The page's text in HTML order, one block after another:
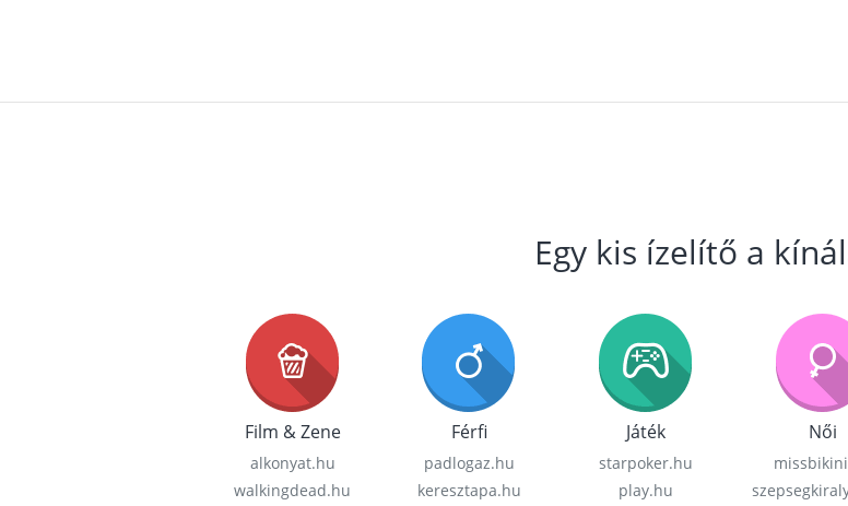
Egy kis ízelítő a
Film & Zene
alkonyat.hu
walkingdead.hu
Férfi
padlogaz.hu
keresztapa.hu
Játék
starpoker.hu
play.hu
Női